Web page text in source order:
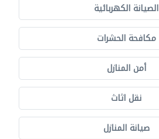
الصيانة الكهربائية
مكافحة الحشرات
أمن المنازل
نقل اثاث
صيانة المنازل